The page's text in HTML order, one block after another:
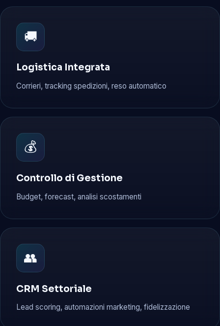
🚚
Logistica Integrata
Corrieri, tracking spedizioni, reso automatico
💰
Controllo di Gestione
Budget, forecast, analisi scostamenti
👥
CRM Settoriale
Lead scoring, automazioni marketing, fidelizzazione